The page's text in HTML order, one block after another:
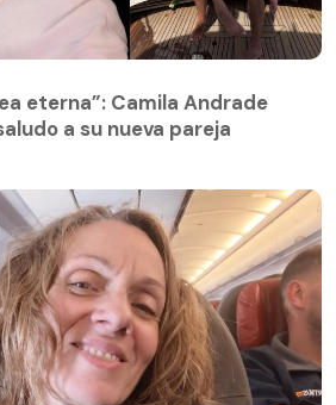
eterna”: Camila Andrade
a su nueva pareja